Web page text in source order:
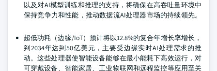
以及对AI模型训练和推理的支持，将确保在高吞吐量环境中
保持竞争力和性能，推动数据流AI处理器市场的持续领先。
超低功耗（边缘/IoT）预计将以12.8%的复合年增长率增长，
到2034年达到50亿美元，主要受边缘实时AI处理需求的推
动。这些处理器使智能设备能够在最小能耗下高效运行，对
可穿戴设备、智能家居、工业物联网和远程监控等应用至关